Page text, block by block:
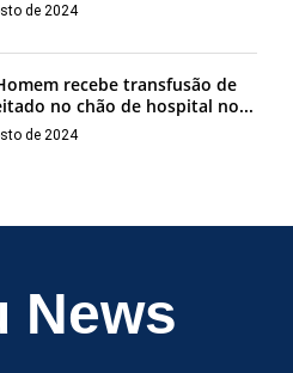
de 2024
recebe transfusão de
no chão de hospital no...
de 2024
News